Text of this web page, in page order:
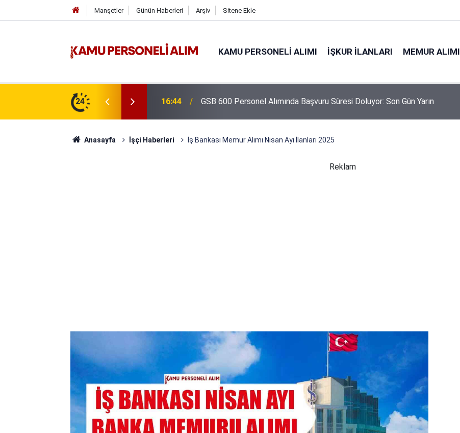
Manşetler Günün Haberleri Arşiv Sitene Ekle
KAMU PERSONELI ALIMI İŞKUR İLANLARI MEMUR ALIMI
24
Gündemde! Bakan Çiftçi Süreci
16:44 GSB 600 Personel Alımında Başvuru Süresi Doluyor: Son Gün Yarın
Anasayfa İşçi Haberleri İş Bankası Memur Alımı Nisan Ayı İlanları 2025
Reklam